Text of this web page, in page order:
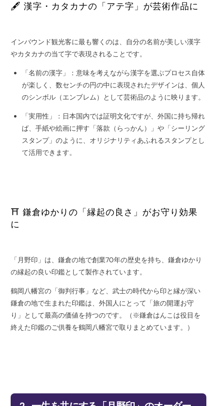
🖋️ 漢字・カタカナの「アテ字」が芸術作品に
インバウンド観光客に最も響くのは、自分の名前が美しい漢字
やカタカナの当て字で表現されることです。
「名前の漢字」：意味を考えながら漢字を選ぶプロセス自体
が楽しく、数センチの円の中に表現されたデザインは、個人
のシンボル（エンブレム）として芸術品のように映ります。
「実用性」：日本国内では証明文化ですが、外国に持ち帰れ
ば、手紙や絵画に押す「落款（らっかん）」や「シーリング
スタンプ」のように、オリジナリティあふれるスタンプとし
て活用できます。
⛩️ 鎌倉ゆかりの「縁起の良さ」がお守り効果
に
「月野印」は、鎌倉の地で創業70年の歴史を持ち、鎌倉ゆかり
の縁起の良い印鑑として製作されています。
鶴岡八幡宮の「御判行事」など、武士の時代から印と縁が深い
鎌倉の地で生まれた印鑑は、外国人にとって「旅の開運お守
り」として最高の価値を持つのです。（※鎌倉はんこは役目を
終えた印鑑のご供養を鶴岡八幡宮で取りまとめています。）